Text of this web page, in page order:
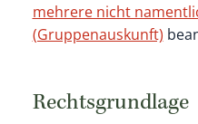
mehrere nicht
(Gruppenauskunft)
Rechtsgrundlage